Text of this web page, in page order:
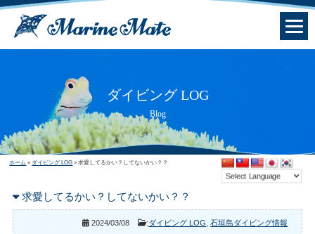
ダイビング LOG
Blog
ホーム » ダイビング LOG » 求愛してるかい？してないかい？？
求愛してるかい？してないかい？？
2024/03/08 :ダイビング LOG ,石垣島ダイビング情報